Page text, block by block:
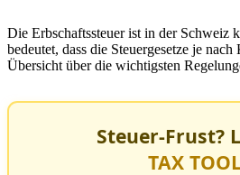
Die Erbschaftssteuer ist in der Schweiz
bedeutet, dass die Steuergesetze je
Übersicht über die wichtigsten
Steuer-Frust?
TAX